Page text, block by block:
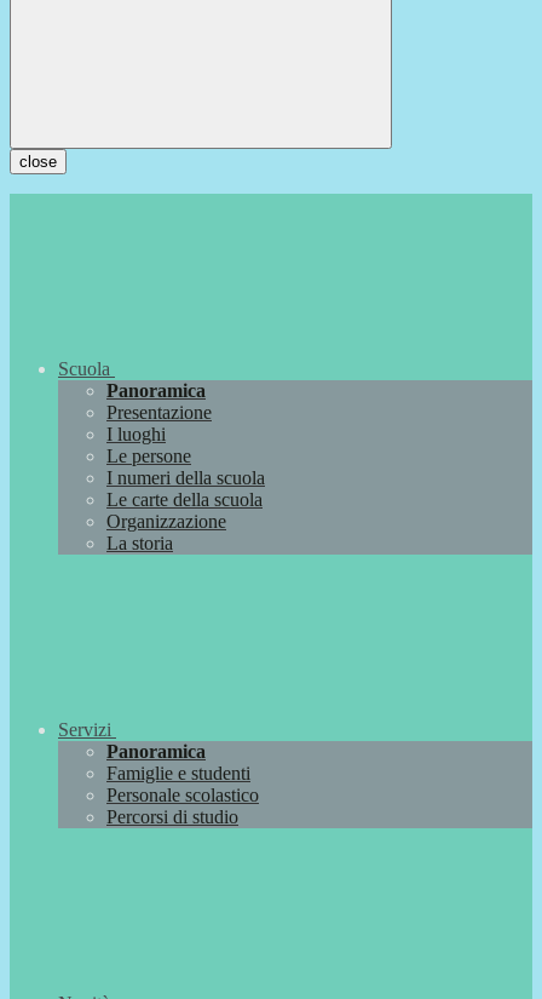
close
Scuola
Panoramica
Presentazione
I luoghi
Le persone
I numeri della scuola
Le carte della scuola
Organizzazione
La storia
Servizi
Panoramica
Famiglie e studenti
Personale scolastico
Percorsi di studio